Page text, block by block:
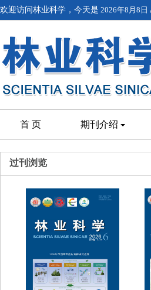
欢迎访问林业科学，今天是 2026年8月8日
首 页 期刊介绍
过刊浏览